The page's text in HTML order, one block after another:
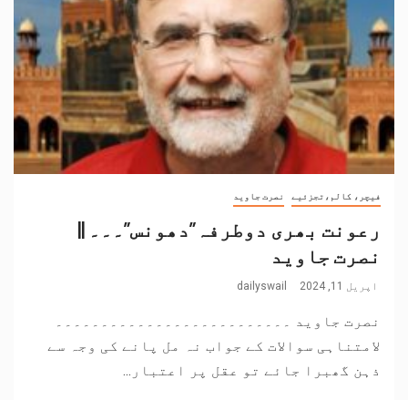
فیچر، کالم،تجزئیے نصرت جاوید
رعونت بھری دوطرفہ”دھونس”۔۔۔ ||
نصرت جاوید
اپریل 11, 2024 dailyswail
نصرت جاوید ۔۔۔۔۔۔۔۔۔۔۔۔۔۔۔۔۔۔۔۔۔۔۔۔۔۔
لامتناہی سوالات کے جواب نہ مل پانے کی وجہ سے
ذہن گھبرا جائے تو عقل پر اعتبار...